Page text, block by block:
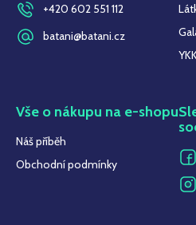
+420 602 551 112
batani@batani.cz
Vše o nákupu na e-shopu
Náš příběh
Obchodní podmínky